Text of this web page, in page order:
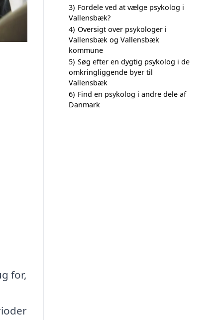
for,
3) Fordele ved at vælge psykolog i
Vallensbæk?
4) Oversigt over psykologer i
Vallensbæk og Vallensbæk
kommune
5) Søg efter en dygtig psykolog i de
omkringliggende byer til
Vallensbæk
6) Find en psykolog i andre dele af
Danmark